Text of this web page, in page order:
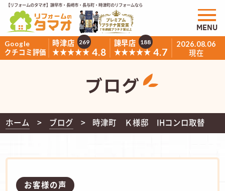
【リフォームのタマオ】諫早市・長崎市・長与町・時津町のリフォームなら
Google
クチコミ評価
時津店
★★★★★ 4.8
269
諫早店
★★★★★ 4.7
188 2026.08.06
現在
MENU
ブログ
ホーム ブログ 時津町 Ｋ様邸 IHコンロ取替
お客様の声